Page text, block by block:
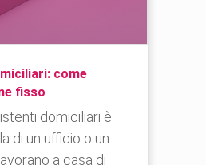
come
fisso
domiciliari è
di un ufficio o un
a casa di